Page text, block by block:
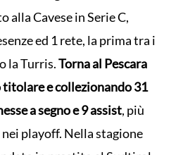
alla Cavese in Serie C,
ed 1 rete, la prima tra i
la Turris.Torna al Pescara
e collezionando 31
a segno e 9 assist, più
playoff. Nella stagione